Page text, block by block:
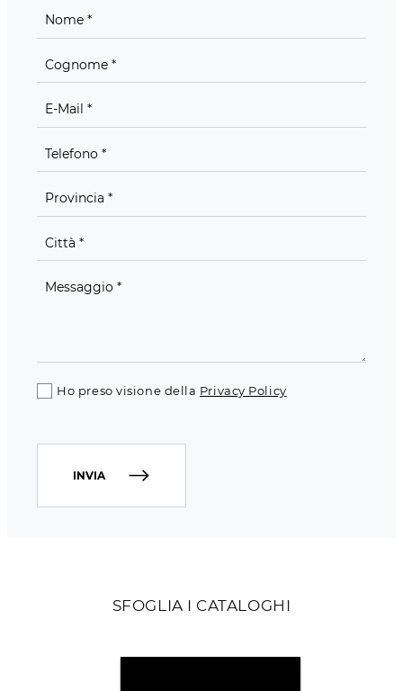
SFOGLIA I CATALOGHI
Ho preso visione della Privacy Policy
INVIA